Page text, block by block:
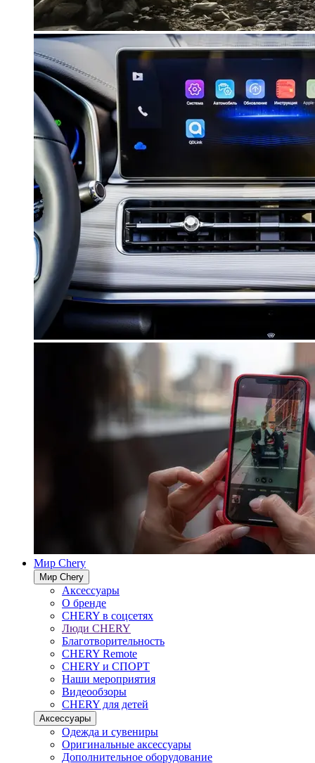
Мир Chery
Мир Chery
Аксессуары
О бренде
CHERY в соцсетях
Люди CHERY
Благотворительность
CHERY Remote
CHERY и СПОРТ
Наши мероприятия
Видеообзоры
CHERY для детей
Аксессуары
Одежда и сувениры
Оригинальные аксессуары
Дополнительное оборудование